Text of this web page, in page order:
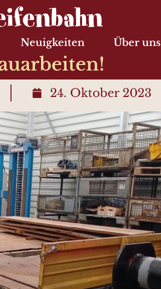
Neuigkeiten Über uns
24. Oktober 2023